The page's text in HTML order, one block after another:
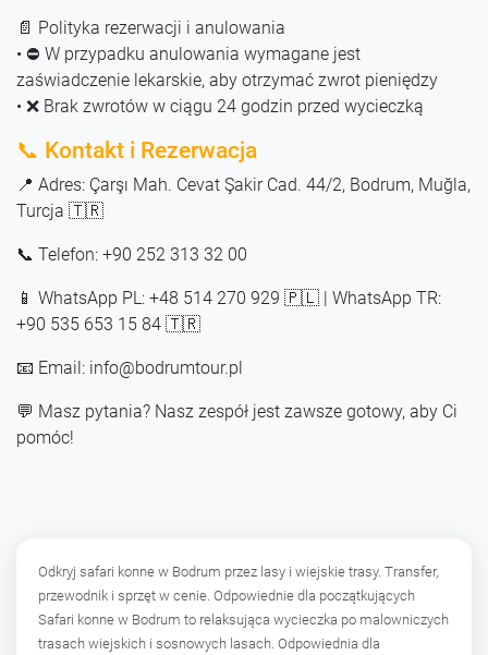
📄 Polityka rezerwacji i anulowania
• ⛔ W przypadku anulowania wymagane jest
zaświadczenie lekarskie, aby otrzymać zwrot pieniędzy
• ❌ Brak zwrotów w ciągu 24 godzin przed wycieczką
📞 Kontakt i Rezerwacja
📍 Adres: Çarşı Mah. Cevat Şakir Cad. 44/2, Bodrum, Muğla,
Turcja 🇹🇷
📞 Telefon: +90 252 313 32 00
📱 WhatsApp PL: +48 514 270 929 🇵🇱 | WhatsApp TR:
+90 535 653 15 84 🇹🇷
📧 Email: info@bodrumtour.pl
💬 Masz pytania? Nasz zespół jest zawsze gotowy, aby Ci
pomóc!
Odkryj safari konne w Bodrum przez lasy i wiejskie trasy. Transfer,
przewodnik i sprzęt w cenie. Odpowiednie dla początkujących
Safari konne w Bodrum to relaksująca wycieczka po malowniczych
trasach wiejskich i sosnowych lasach. Odpowiednia dla